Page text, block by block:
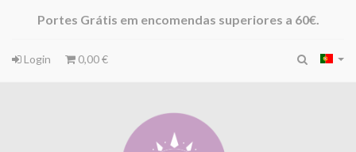
Portes Grátis em encomendas superiores a 60€.
Login 0,00 €